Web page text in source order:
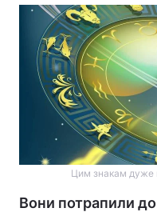
Цим знакам дуже
Вони потрапили до